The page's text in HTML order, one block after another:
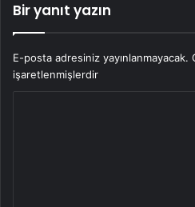
Bir yanıt yazın
E-posta adresiniz yayınlanmayacak.
işaretlenmişlerdir